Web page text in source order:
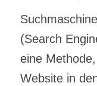
(Search
eine
Website in